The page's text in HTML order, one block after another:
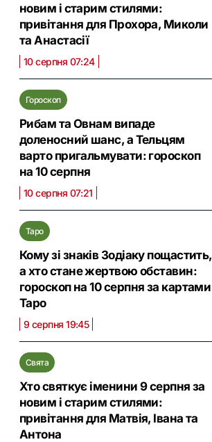
новим і старим стилями:
привітання для Прохора, Миколи
та Анастасії
10 серпня 07:24
Гороскоп
Рибам та Овнам випаде
доленосний шанс, а Тельцям
варто пригальмувати: гороскоп
на 10 серпня
10 серпня 07:21
Таро
Кому зі знаків Зодіаку пощастить,
а хто стане жертвою обставин:
гороскоп на 10 серпня за картами
Таро
9 серпня 19:45
Свята
Хто святкує іменини 9 серпня за
новим і старим стилями:
привітання для Матвія, Івана та
Антона